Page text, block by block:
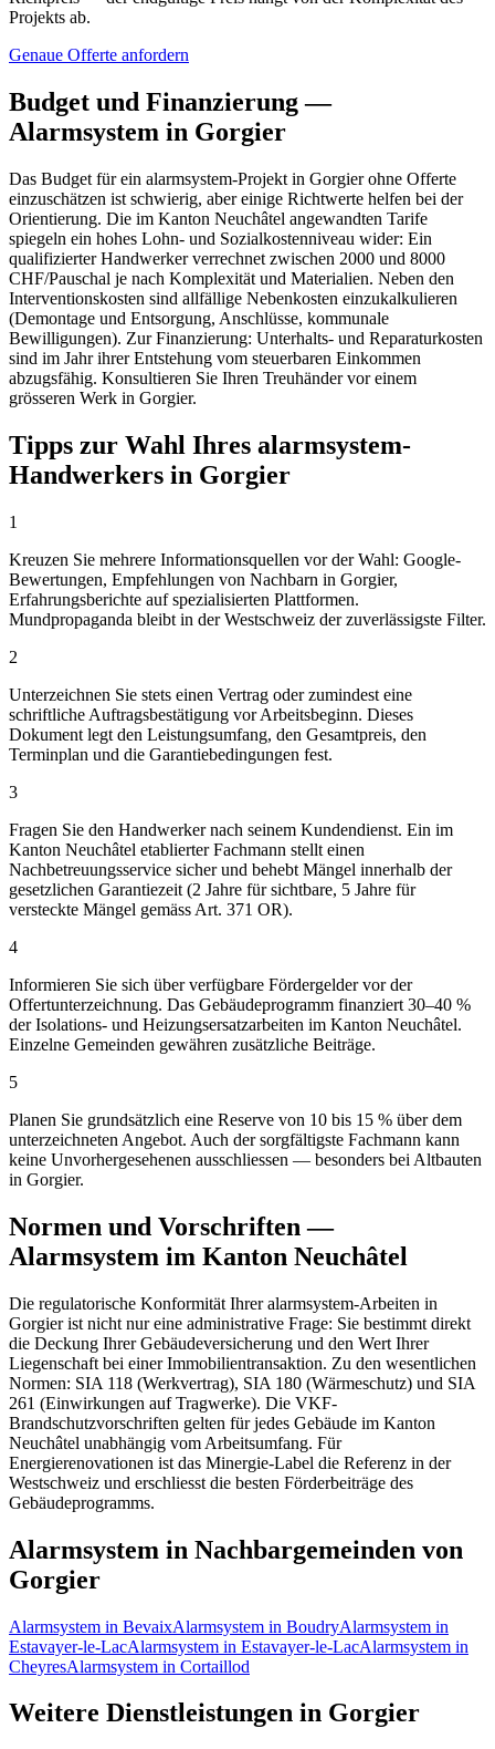
Projekts ab.
Genaue Offerte anfordern
Budget und Finanzierung —
Alarmsystem in Gorgier
Das Budget für ein alarmsystem-Projekt in Gorgier ohne Offerte
einzuschätzen ist schwierig, aber einige Richtwerte helfen bei der
Orientierung. Die im Kanton Neuchâtel angewandten Tarife
spiegeln ein hohes Lohn- und Sozialkostenniveau wider: Ein
qualifizierter Handwerker verrechnet zwischen 2000 und 8000
CHF/Pauschal je nach Komplexität und Materialien. Neben den
Interventionskosten sind allfällige Nebenkosten einzukalkulieren
(Demontage und Entsorgung, Anschlüsse, kommunale
Bewilligungen). Zur Finanzierung: Unterhalts- und Reparaturkosten
sind im Jahr ihrer Entstehung vom steuerbaren Einkommen
abzugsfähig. Konsultieren Sie Ihren Treuhänder vor einem
grösseren Werk in Gorgier.
Tipps zur Wahl Ihres alarmsystem-
Handwerkers in Gorgier
1
Kreuzen Sie mehrere Informationsquellen vor der Wahl: Google-
Bewertungen, Empfehlungen von Nachbarn in Gorgier,
Erfahrungsberichte auf spezialisierten Plattformen.
Mundpropaganda bleibt in der Westschweiz der zuverlässigste Filter.
2
Unterzeichnen Sie stets einen Vertrag oder zumindest eine
schriftliche Auftragsbestätigung vor Arbeitsbeginn. Dieses
Dokument legt den Leistungsumfang, den Gesamtpreis, den
Terminplan und die Garantiebedingungen fest.
3
Fragen Sie den Handwerker nach seinem Kundendienst. Ein im
Kanton Neuchâtel etablierter Fachmann stellt einen
Nachbetreuungsservice sicher und behebt Mängel innerhalb der
gesetzlichen Garantiezeit (2 Jahre für sichtbare, 5 Jahre für
versteckte Mängel gemäss Art. 371 OR).
4
Informieren Sie sich über verfügbare Fördergelder vor der
Offertunterzeichnung. Das Gebäudeprogramm finanziert 30–40 %
der Isolations- und Heizungsersatzarbeiten im Kanton Neuchâtel.
Einzelne Gemeinden gewähren zusätzliche Beiträge.
5
Planen Sie grundsätzlich eine Reserve von 10 bis 15 % über dem
unterzeichneten Angebot. Auch der sorgfältigste Fachmann kann
keine Unvorhergesehenen ausschliessen — besonders bei Altbauten
in Gorgier.
Normen und Vorschriften —
Alarmsystem im Kanton Neuchâtel
Die regulatorische Konformität Ihrer alarmsystem-Arbeiten in
Gorgier ist nicht nur eine administrative Frage: Sie bestimmt direkt
die Deckung Ihrer Gebäudeversicherung und den Wert Ihrer
Liegenschaft bei einer Immobilientransaktion. Zu den wesentlichen
Normen: SIA 118 (Werkvertrag), SIA 180 (Wärmeschutz) und SIA
261 (Einwirkungen auf Tragwerke). Die VKF-
Brandschutzvorschriften gelten für jedes Gebäude im Kanton
Neuchâtel unabhängig vom Arbeitsumfang. Für
Energierenovationen ist das Minergie-Label die Referenz in der
Westschweiz und erschliesst die besten Förderbeiträge des
Gebäudeprogramms.
Alarmsystem in Nachbargemeinden von
Gorgier
Alarmsystem in BevaixAlarmsystem in BoudryAlarmsystem in
Estavayer-le-LacAlarmsystem in Estavayer-le-LacAlarmsystem in
CheyresAlarmsystem in Cortaillod
Weitere Dienstleistungen in Gorgier